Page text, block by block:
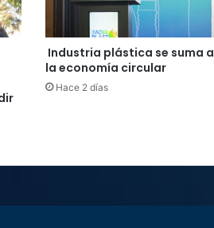
Industria plástica se suma a
la economía circular
Hace 2 días